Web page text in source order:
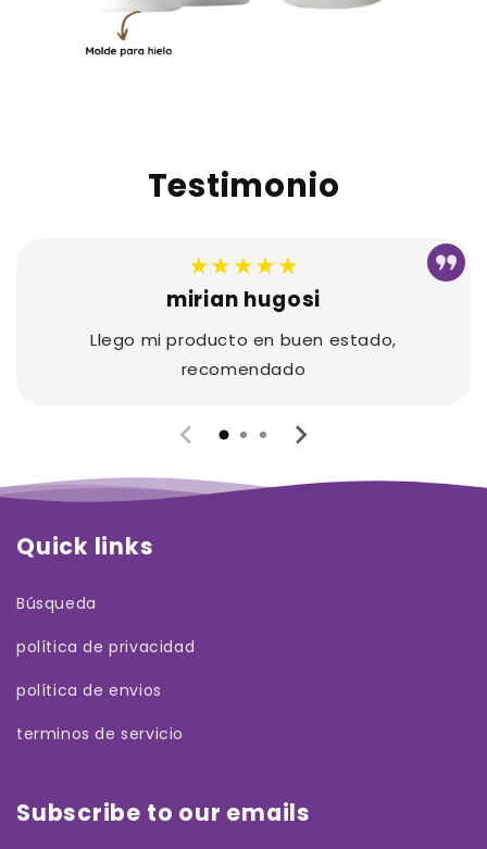
Testimonio
★★★★★
mirian hugosi
Llego mi producto en buen estado,
recomendado
Quick links
Búsqueda
política de privacidad
política de envios
terminos de servicio
Subscribe to our emails